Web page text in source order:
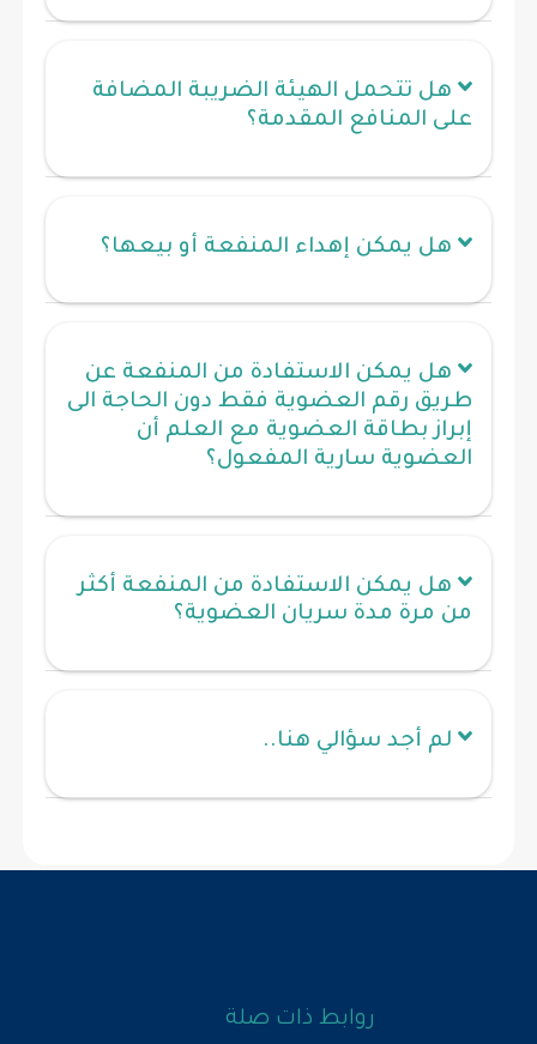
هل تتحمل الهيئة الضريبة المضافة
على المنافع المقدمة؟
هل يمكن إهداء المنفعة أو بيعها؟
هل يمكن الاستفادة من المنفعة عن
طريق رقم العضوية فقط دون الحاجة الى
إبراز بطاقة العضوية مع العلم أن
العضوية سارية المفعول؟
هل يمكن الاستفادة من المنفعة أكثر
من مرة مدة سريان العضوية؟
لم أجد سؤالي هنا..
روابط ذات صلة